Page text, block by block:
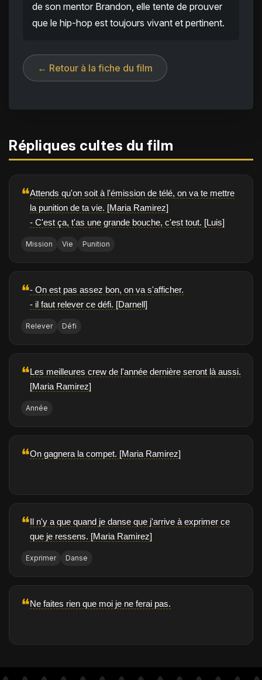
de son mentor Brandon, elle tente de prouver
que le hip-hop est toujours vivant et pertinent.
← Retour à la fiche du film
Répliques cultes du film
❝Attends qu'on soit à l'émission de télé, on va te mettre
la punition de ta vie. [Maria Ramirez]
- C'est ça, t'as une grande bouche, c'est tout. [Luis]
Mission Vie Punition
❝- On est pas assez bon, on va s'afficher.
- il faut relever ce défi. [Darnell]
Relever Défi
❝Les meilleures crew de l'année dernière seront là aussi.
[Maria Ramirez]
Année
❝On gagnera la compet. [Maria Ramirez]
❝Il n'y a que quand je danse que j'arrive à exprimer ce
que je ressens. [Maria Ramirez]
Exprimer Danse
❝Ne faites rien que moi je ne ferai pas.